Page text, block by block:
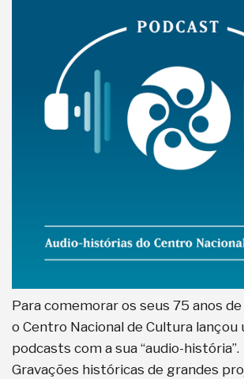
Para comemorar os seus 75 anos
o Centro Nacional de Cultura lançou
podcasts com a sua “audio-história”.
Gravações históricas de grandes